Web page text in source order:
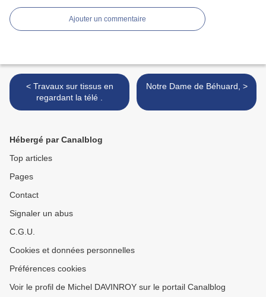
Ajouter un commentaire
< Travaux sur tissus en
regardant la télé .
Notre Dame de Béhuard, >
Hébergé par Canalblog
Top articles
Pages
Contact
Signaler un abus
C.G.U.
Cookies et données personnelles
Préférences cookies
Voir le profil de Michel DAVINROY sur le portail Canalblog